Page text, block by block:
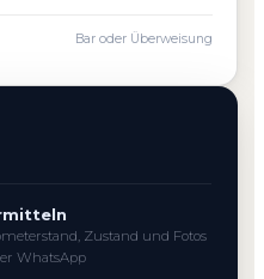
Bar oder Überweisung
Zustand und Fotos
WhatsApp